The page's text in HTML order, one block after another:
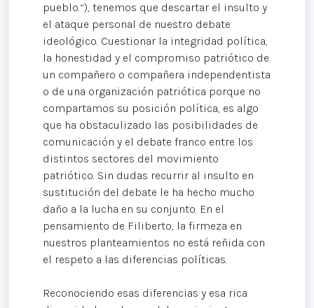
pueblo.“), tenemos que descartar el insulto y
el ataque personal de nuestro debate
ideológico. Cuestionar la integridad política,
la honestidad y el compromiso patriótico de
un compañero o compañera independentista
o de una organización patriótica porque no
compartamos su posición política, es algo
que ha obstaculizado las posibilidades de
comunicación y el debate franco entre los
distintos sectores del movimiento
patriótico. Sin dudas recurrir al insulto en
sustitución del debate le ha hecho mucho
daño a la lucha en su conjunto. En el
pensamiento de Filiberto, la firmeza en
nuestros planteamientos no está reñida con
el respeto a las diferencias políticas.
Reconociendo esas diferencias y esa rica